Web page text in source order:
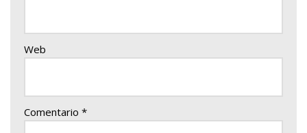
Web
Comentario *